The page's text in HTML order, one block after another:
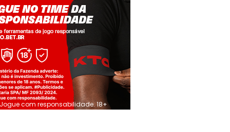
Jogue com responsabilidade. 18+